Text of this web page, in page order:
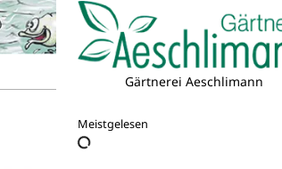
Lüke und Reese Rechtsanwälte
Meistgelesen